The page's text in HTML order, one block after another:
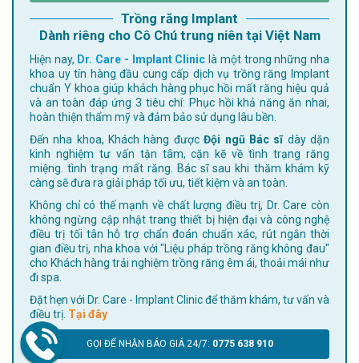
Trồng răng Implant
Dành riêng cho Cô Chú trung niên tại Việt Nam
Hiện nay, Dr. Care - Implant Clinic là một trong những nha
khoa uy tín hàng đầu cung cấp dịch vụ trồng răng Implant
chuẩn Y khoa giúp khách hàng phục hồi mất răng hiệu quả
và an toàn đáp ứng 3 tiêu chí: Phục hồi khả năng ăn nhai,
hoàn thiện thẩm mỹ và đảm bảo sử dụng lâu bền.
Đến nha khoa, Khách hàng đượcĐội ngũ Bác sĩdày dặn
kinh nghiệm tư vấn tận tâm, cặn kẽ về tình trạng răng
miệng. tình trạng mất răng. Bác sĩ sau khi thăm khám kỹ
càng sẽ đưa ra giải pháp tối ưu, tiết kiệm và an toàn.
Không chỉ có thế mạnh về chất lượng điều trị, Dr. Care còn
không ngừng cập nhật trang thiết bị hiện đại và công nghệ
điều trị tối tân hỗ trợ chẩn đoán chuẩn xác, rút ngắn thời
gian điều trị, nha khoa với "Liệu pháp trồng răng không đau"
cho Khách hàng trải nghiệm trồng răng êm ái, thoải mái như
đi spa.
Đặt hẹn với Dr. Care - Implant Clinic để thăm khám, tư vấn và
điều trị. Tại đây
GỌI ĐỂ NHẬN BÁO GIÁ 24/7: 0775 638 910